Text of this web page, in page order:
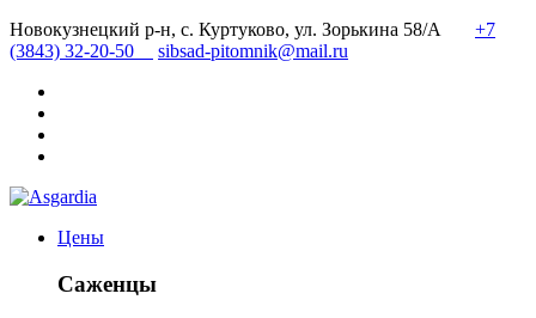
Новокузнецкий р-н, с. Куртуково, ул. Зорькина 58/А
+7
(3843) 32-20-50
sibsad-pitomnik@mail.ru
Цены
Саженцы